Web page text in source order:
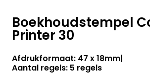
Boekhoudstempel
Printer 30
Afdrukformaat: 47 x 18mm
Aantal regels: 5 regels